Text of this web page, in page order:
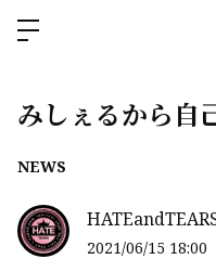
みしぇるから自
NEWS
2021/06/15 18:00